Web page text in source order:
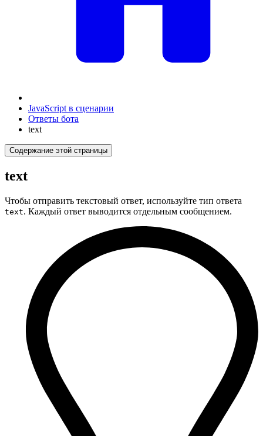
JavaScript в сценарии
Ответы бота
text
Содержание этой страницы
text
Чтобы отправить текстовый ответ, используйте тип ответа
text. Каждый ответ выводится отдельным сообщением.